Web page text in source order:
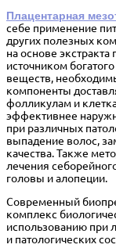
Плацентарная
себе применение
других полезных
на основе
источником
веществ,
компоненты
фолликулам и
эффективнее
при различных
выпадение волос,
качества. Также
лечения
головы и алопеции.
Современный
комплекс
использованию при
и патологических